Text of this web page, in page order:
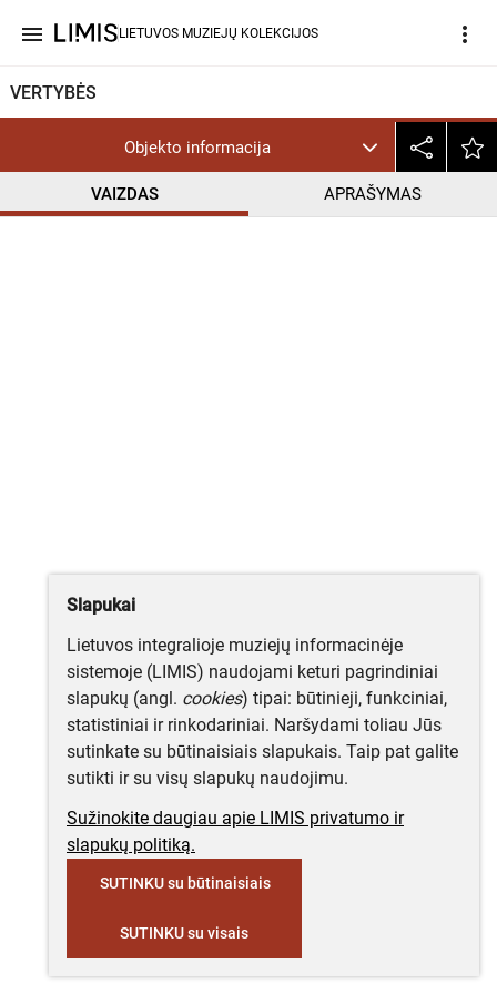
menu LIETUVOS MUZIEJŲ KOLEKCIJOS more_vert
VERTYBĖS
Objekto informacija
VAIZDAS APRAŠYMAS
help_outline
Slapukai
Lietuvos integralioje muziejų informacinėje
sistemoje (LIMIS) naudojami keturi pagrindiniai
slapukų (angl. cookies) tipai: būtinieji, funkciniai,
statistiniai ir rinkodariniai. Naršydami toliau Jūs
sutinkate su būtinaisiais slapukais. Taip pat galite
sutikti ir su visų slapukų naudojimu.
Sužinokite daugiau apie LIMIS privatumo ir
slapukų politiką.
SUTINKU su būtinaisiais
SUTINKU su visais